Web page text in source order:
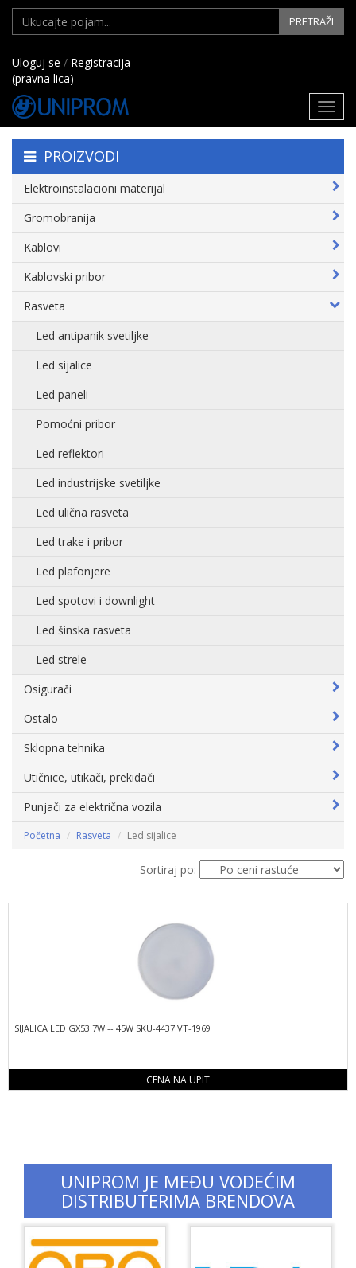
PRETRAŽI
Uloguj se / Registracija
(pravna lica)
PROIZVODI
Elektroinstalacioni materijal
Gromobranija
Kablovi
Kablovski pribor
Rasveta
Led antipanik svetiljke
Led sijalice
Led paneli
Pomoćni pribor
Led reflektori
Led industrijske svetiljke
Led ulična rasveta
Led trake i pribor
Led plafonjere
Led spotovi i downlight
Led šinska rasveta
Led strele
Osigurači
Ostalo
Sklopna tehnika
Utičnice, utikači, prekidači
Punjači za električna vozila
Početna Rasveta Led sijalice
Sortiraj po:
SIJALICA LED GX53 7W -- 45W SKU-4437 VT-1969
CENA NA UPIT
UNIPROM JE MEĐU VODEĆIM
DISTRIBUTERIMA BRENDOVA